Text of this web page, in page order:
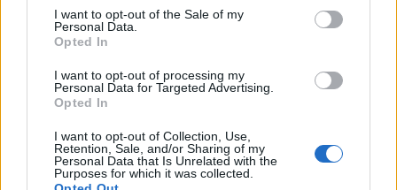
consent section.
I want to opt-out of the Sale of my
Personal Data.
Opted In
I want to opt-out of processing my
Personal Data for Targeted Advertising.
Opted In
I want to opt-out of Collection, Use,
Retention, Sale, and/or Sharing of my
Personal Data that Is Unrelated with the
Purposes for which it was collected.